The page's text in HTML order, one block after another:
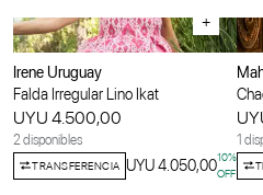
+
Irene Uruguay
Falda Irregular Lino Ikat
UYU 4.500,00
2 disponibles
TRANSFERENCIA UYU 4.050,0010%
OFF
1